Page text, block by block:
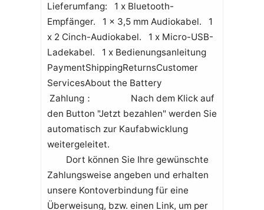
Lieferumfang: 1 x Bluetooth-
Empfänger. 1 x 3,5 mm Audiokabel. 1
x 2 Cinch-Audiokabel. 1 x Micro-USB-
Ladekabel. 1 x Bedienungsanleitung
PaymentShippingReturnsCustomer
ServicesAbout the Battery
Zahlung： Nach dem Klick auf
den Button "Jetzt bezahlen" werden Sie
automatisch zur Kaufabwicklung
weitergeleitet.
Dort können Sie Ihre gewünschte
Zahlungsweise angeben und erhalten
unsere Kontoverbindung für eine
Überweisung, bzw. einen Link, um per